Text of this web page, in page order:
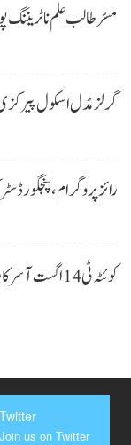
مسڑ طالب علم نا ٹریننگ
گرلز مڈل اسکول
رائز پروگرام، پنجگور
کوئٹہ ٹی 14 اگست آ سرکاری و پرائیویٹ ماڑی تے بیرفنگ نا بابت دیوان
Twitter
Join us on Twitter